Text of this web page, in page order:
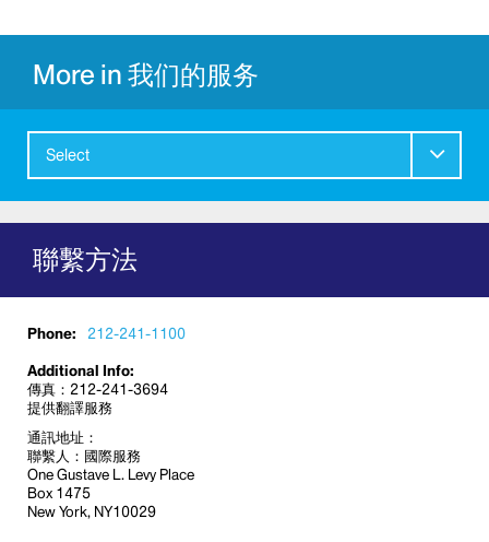
More in 我们的服务
Select
聯繫方法
Phone: 212-241-1100
Additional Info:
傳真：212-241-3694
提供翻譯服務
通訊地址：
聯繫人：國際服務
One Gustave L. Levy Place
Box 1475
New York, NY10029